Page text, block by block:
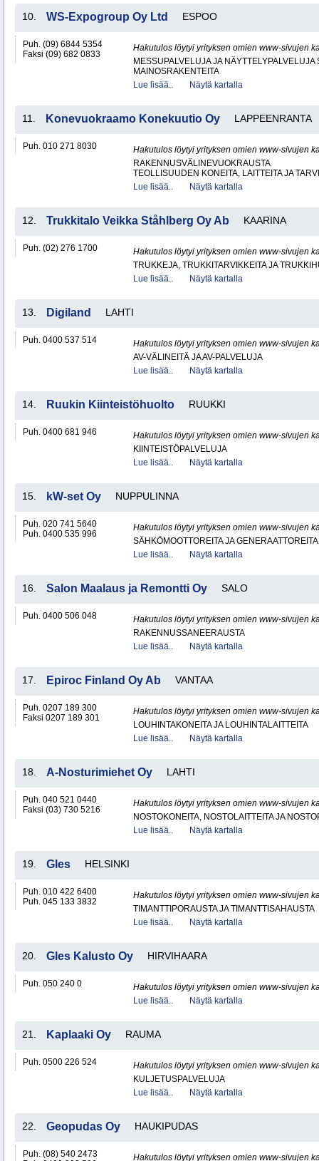
10. WS-Expogroup Oy Ltd ESPOO
Puh. (09) 6844 5354
Faksi (09) 682 0833
Hakutulos löytyi yrityksen omien www-sivujen
MESSUPALVELUJA JA NÄYTTELYPALVELUJA
MAINOSRAKENTEITA
Lue lisää..
Näytä kartalla
11. Konevuokraamo Konekuutio Oy LAPPEENRANTA
Puh. 010 271 8030
Hakutulos löytyi yrityksen omien www-sivujen
RAKENNUSVÄLINEVUOKRAUSTA
TEOLLISUUDEN KONEITA, LAITTEITA JA
Lue lisää..
Näytä kartalla
12. Trukkitalo Veikka Ståhlberg Oy Ab KAARINA
Puh. (02) 276 1700
Hakutulos löytyi yrityksen omien www-sivujen
TRUKKEJA, TRUKKITARVIKKEITA JA
Lue lisää..
Näytä kartalla
13. Digiland LAHTI
Puh. 0400 537 514
Hakutulos löytyi yrityksen omien www-sivujen
AV-VÄLINEITÄ JA AV-PALVELUJA
Lue lisää..
Näytä kartalla
14. Ruukin Kiinteistöhuolto RUUKKI
Puh. 0400 681 946
Hakutulos löytyi yrityksen omien www-sivujen
KIINTEISTÖPALVELUJA
Lue lisää..
Näytä kartalla
15. kW-set Oy NUPPULINNA
Puh. 020 741 5640
Puh. 0400 535 996
Hakutulos löytyi yrityksen omien www-sivujen
SÄHKÖMOOTTOREITA JA GENERAATTOREITA
Lue lisää..
Näytä kartalla
16. Salon Maalaus ja Remontti Oy SALO
Puh. 0400 506 048
Hakutulos löytyi yrityksen omien www-sivujen
RAKENNUSSANEERAUSTA
Lue lisää..
Näytä kartalla
17. Epiroc Finland Oy Ab VANTAA
Puh. 0207 189 300
Faksi 0207 189 301
Hakutulos löytyi yrityksen omien www-sivujen
LOUHINTAKONEITA JA LOUHINTALAITTEITA
Lue lisää..
Näytä kartalla
18. A-Nosturimiehet Oy LAHTI
Puh. 040 521 0440
Faksi (03) 730 5216
Hakutulos löytyi yrityksen omien www-sivujen
NOSTOKONEITA, NOSTOLAITTEITA JA
Lue lisää..
Näytä kartalla
19. Gles HELSINKI
Puh. 010 422 6400
Puh. 045 133 3832
Hakutulos löytyi yrityksen omien www-sivujen
TIMANTTIPORAUSTA JA TIMANTTISAHAUSTA
Lue lisää..
Näytä kartalla
20. Gles Kalusto Oy HIRVIHAARA
Puh. 050 240 0
Hakutulos löytyi yrityksen omien www-sivujen
Lue lisää..
Näytä kartalla
21. Kaplaaki Oy RAUMA
Puh. 0500 226 524
Hakutulos löytyi yrityksen omien www-sivujen
KULJETUSPALVELUJA
Lue lisää..
Näytä kartalla
22. Geopudas Oy HAUKIPUDAS
Puh. (08) 540 2473
Hakutulos löytyi yrityksen omien www-sivujen